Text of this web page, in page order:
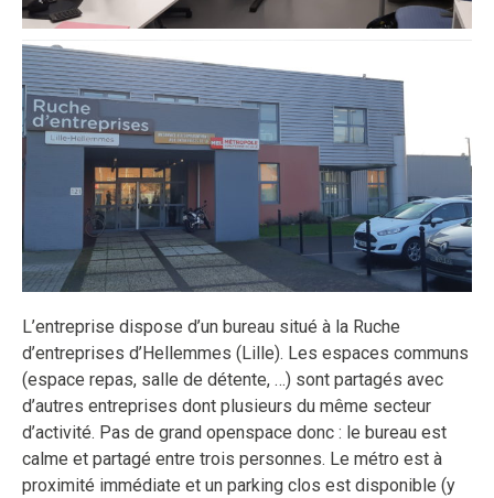
L’entreprise dispose d’un bureau situé à la Ruche
d’entreprises d’Hellemmes (Lille). Les espaces communs
(espace repas, salle de détente, …) sont partagés avec
d’autres entreprises dont plusieurs du même secteur
d’activité. Pas de grand openspace donc : le bureau est
calme et partagé entre trois personnes. Le métro est à
proximité immédiate et un parking clos est disponible (y